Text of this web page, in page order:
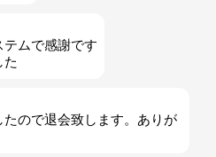
ムで感謝です
た
ので退会致します。ありが